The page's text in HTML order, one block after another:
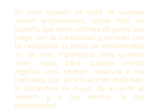
En esta ocasión se trata de quienes
envían encomiendas, sobre todo de
España, que caen víctimas de gente que
juega con la credibilidad y también con
la necesidad. El envío de encomiendas
es de vital importancia para quienes
viven lejos, para quienes envían
regalos, pero también recursos a los
familiares que se encuentran distantes.
El escándalo es mayor de acuerdo al
número y a los montos de los
perjudicados.